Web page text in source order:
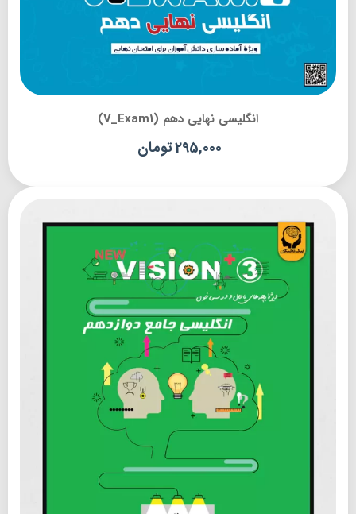
انگلیسی نهایی دهم (V_Exam1)
295,000تومان